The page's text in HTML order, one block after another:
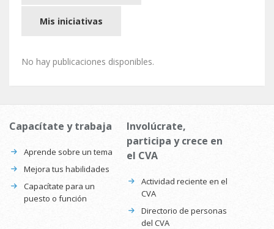
Mis iniciativas
No hay publicaciones disponibles.
Capacítate y trabaja
Aprende sobre un tema
Mejora tus habilidades
Capacítate para un
puesto o función
Involúcrate,
participa y crece en
el CVA
Actividad reciente en el
CVA
Directorio de personas
del CVA